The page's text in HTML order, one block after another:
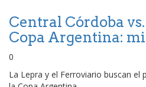
Central Córdoba
Copa Argentina:
0
La Lepra y el Ferroviario buscan el